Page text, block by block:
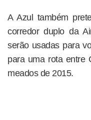
A Azul também
corredor duplo da
serão usadas para
para uma rota entre
meados de 2015.